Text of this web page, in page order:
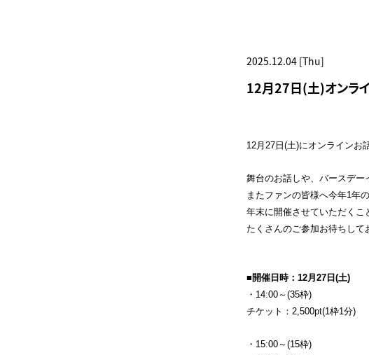
2025.12.04 [Thu]
12月27日(土)オンラ
12月27日(土)にオンラインお
舞台のお話しや、バースデー
またファンの皆様へ今年1年
年末に開催させていただくこ
たくさんのご参加お待ちして
■開催日時：12月27日(土)
・14:00～(35枠)
チケット：2,500pt(1枠1分)
・15:00～(15枠)